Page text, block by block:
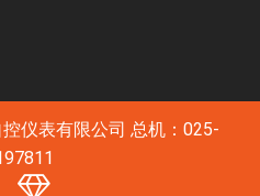
仪表有限公司 总机：025-